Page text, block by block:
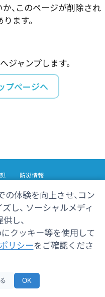
の体験を向上させ、コン
し、 ソーシャルメディ
し、
クッキー等を使用して
リシーをご確認くださ
OK
、このページが削除され
ます。
ジャンプします。
プページへ
防災情報
Co.,Ltd.